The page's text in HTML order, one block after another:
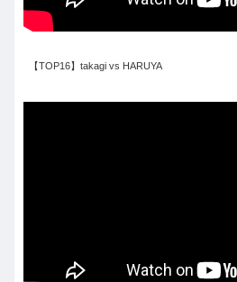
【TOP16】takagi vs HARUYA